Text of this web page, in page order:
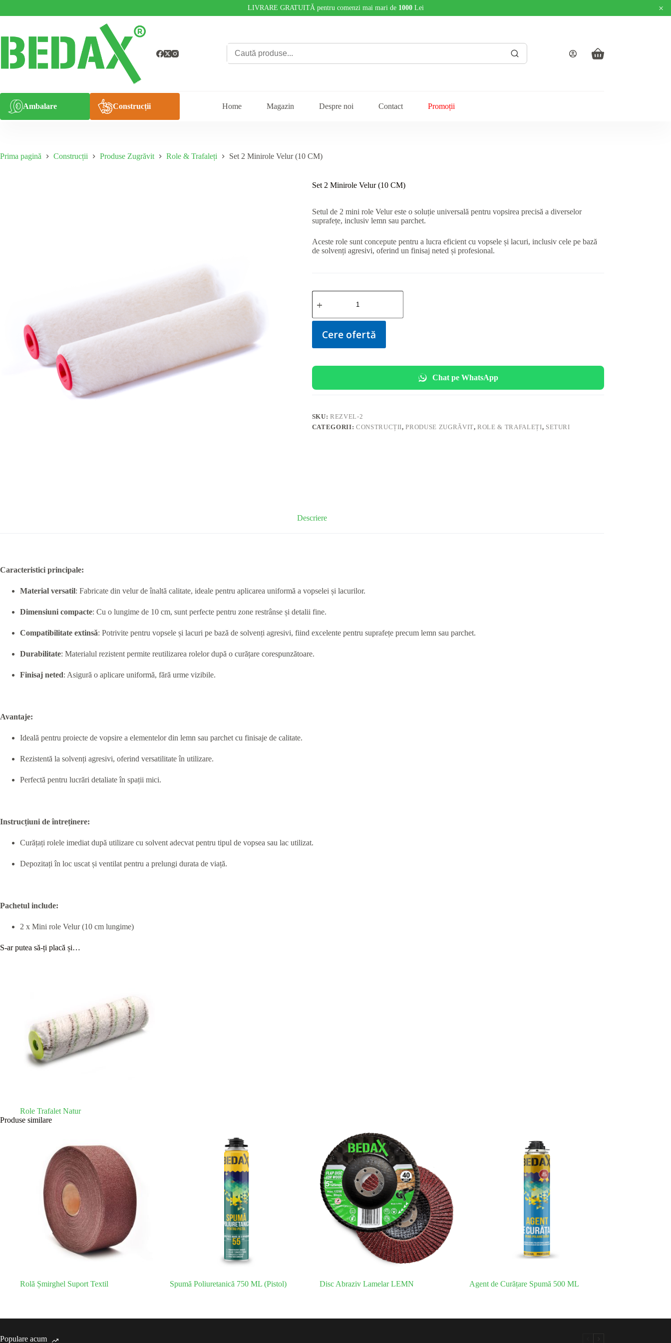
LIVRARE GRATUITĂ pentru comenzi mai mari de 1000Lei ×
conținut
Coș
Ambalare Construcții Home Magazin Despre noi Contact Promoții
Prima pagină Construcții Produse Zugrăvit Role & Trafaleți Set 2 Minirole Velur (10 CM)
Set 2 Minirole Velur (10 CM)
Setul de 2 mini role Velur este o soluție universală pentru vopsirea precisă a diverselor
suprafețe, inclusiv lemn sau parchet.
Aceste role sunt concepute pentru a lucra eficient cu vopsele și lacuri, inclusiv cele pe bază
de solvenți agresivi, oferind un finisaj neted și profesional.
Cantitate
Set
Minirole
CM)
Cere ofertă
Chat pe WhatsApp
SKU:REZVEL-2
CATEGORII: CONSTRUCȚII,PRODUSE ZUGRĂVIT,ROLE & TRAFALEȚI, SETURI
Descriere
Caracteristici principale:
Material versatil: Fabricate din velur de înaltă calitate, ideale pentru aplicarea uniformă a vopselei și lacurilor.
Dimensiuni compacte: Cu o lungime de 10 cm, sunt perfecte pentru zone restrânse și detalii fine.
Compatibilitate extinsă: Potrivite pentru vopsele și lacuri pe bază de solvenți agresivi, fiind excelente pentru suprafețe precum lemn sau parchet.
Durabilitate: Materialul rezistent permite reutilizarea rolelor după o curățare corespunzătoare.
Finisaj neted: Asigură o aplicare uniformă, fără urme vizibile.
Avantaje:
Ideală pentru proiecte de vopsire a elementelor din lemn sau parchet cu finisaje de calitate.
Rezistentă la solvenți agresivi, oferind versatilitate în utilizare.
Perfectă pentru lucrări detaliate în spații mici.
Instrucțiuni de întreținere:
Curățați rolele imediat după utilizare cu solvent adecvat pentru tipul de vopsea sau lac utilizat.
Depozitați în loc uscat și ventilat pentru a prelungi durata de viață.
Pachetul include:
2 x Mini role Velur (10 cm lungime)
S-ar putea să-ți placă și…
Role Trafalet Natur
Produse similare
Rolă Șmirghel Suport Textil Spumă Poliuretanică 750 ML (Pistol) Disc Abraziv Lamelar LEMN Agent de Curățare Spumă 500 ML
Populare acum